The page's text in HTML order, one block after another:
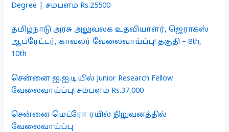
Degree | சம்பளம் Rs.25500
தமிழ்நாடு அரசு அலுவலக உதவியாளர், ஜெராக்ஸ்
ஆபரேட்டர், காவலர் வேலைவாய்ப்பு! தகுதி – 8th,
10th
சென்னை ஐ.ஐ.டி.யில் Junior Research Fellow
வேலைவாய்ப்பு! சம்பளம் Rs.37,000
சென்னை மெட்ரோ ரயில் நிறுவனத்தில்
வேலைவாய்ப்பு